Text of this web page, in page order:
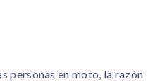
personas en moto, la razón